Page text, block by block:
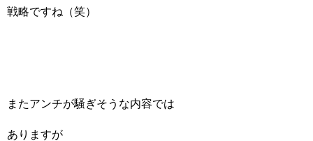
戦略ですね（笑）
またアンチが騒ぎそうな内容では
ありますが